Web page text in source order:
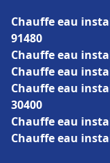
Chauffe eau
91480
Chauffe eau
Chauffe eau
Chauffe eau
30400
Chauffe eau
Chauffe eau